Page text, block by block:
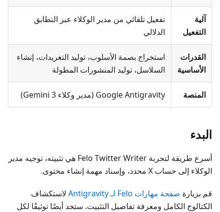
آلية
التفعيل
تفعيل تلقائي من مدير الوكلاء عبر التطابق
الدلالي
القدرات
الأساسية
استخراج بصمة الأسلوب، توليد التغريدات، إنشاء
السلاسل، توليد المنشورات المطولة
المنصة Google Antigravity (مدير وكلاء Gemini 3)
البدء
أسرع طريقة لتجربة Felo Twitter Writer هي تثبيته، توجيه مدير
الوكلاء إلى حساب X محدد، وإسناد مهمة إنشاء محتوى.
قم بزيارة صفحة مهارات Felo لـ Antigravity
لاستكشاف
الكتالوج الكامل ومعرفة تفاصيل التثبيت. ستجد أيضًا توثيقًا لكل